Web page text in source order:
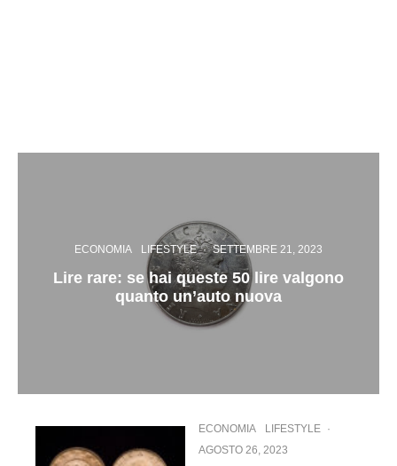
ECONOMIA LIFESTYLE · SETTEMBRE 21, 2023
Lire rare: se hai queste 50 lire valgono
quanto un’auto nuova
ECONOMIA LIFESTYLE ·
AGOSTO 26, 2023